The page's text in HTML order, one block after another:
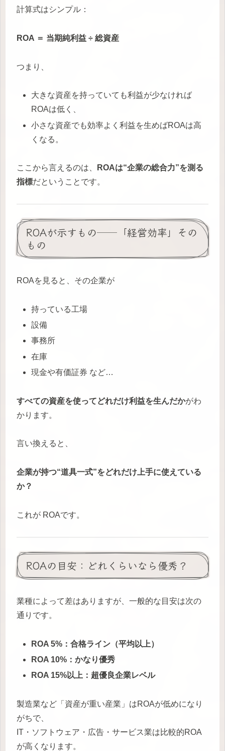
計算式はシンプル：
ROA ＝ 当期純利益 ÷ 総資産
つまり、
大きな資産を持っていても利益が少なければ
ROAは低く、
小さな資産でも効率よく利益を生めばROAは高
くなる。
ここから言えるのは、
ROAは“企業の総合力”を測る
指標だということです。
ROAが示すもの──「経営効率」その
もの
ROAを見ると、その企業が
持っている工場
設備
事務所
在庫
現金や有価証券 など…
すべての資産を使ってどれだけ利益を生んだかがわ
かります。
言い換えると、
企業が持つ“道具一式”をどれだけ上手に使えている
か？
これが ROAです。
ROAの目安：どれくらいなら優秀？
業種によって差はありますが、一般的な目安は次の
通りです。
ROA 5%：合格ライン（平均以上）
ROA 10%：かなり優秀
ROA 15%以上：超優良企業レベル
製造業など「資産が重い産業」はROAが低めになり
がちで、
IT・ソフトウェア・広告・サービス業は比較的ROA
が高くなります。